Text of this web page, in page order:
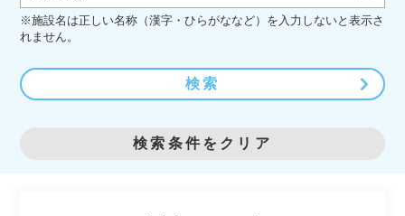
※施設名は正しい名称（漢字・ひらがななど）を入力しないと表示さ
れません。
検索
検索条件をクリア